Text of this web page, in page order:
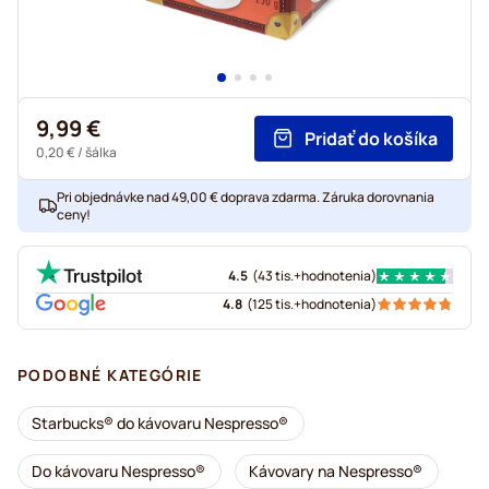
9,99 €
0,20 €/ šálka
Pridať do košíka
Pri objednávke nad 49,00 € doprava zdarma. Záruka dorovnania
ceny!
4.5 (43 tis.+hodnotenia)
4.8 (125 tis.+hodnotenia)
PODOBNÉ KATEGÓRIE
Starbucks® do kávovaru Nespresso®
Do kávovaru Nespresso® Kávovary na Nespresso®